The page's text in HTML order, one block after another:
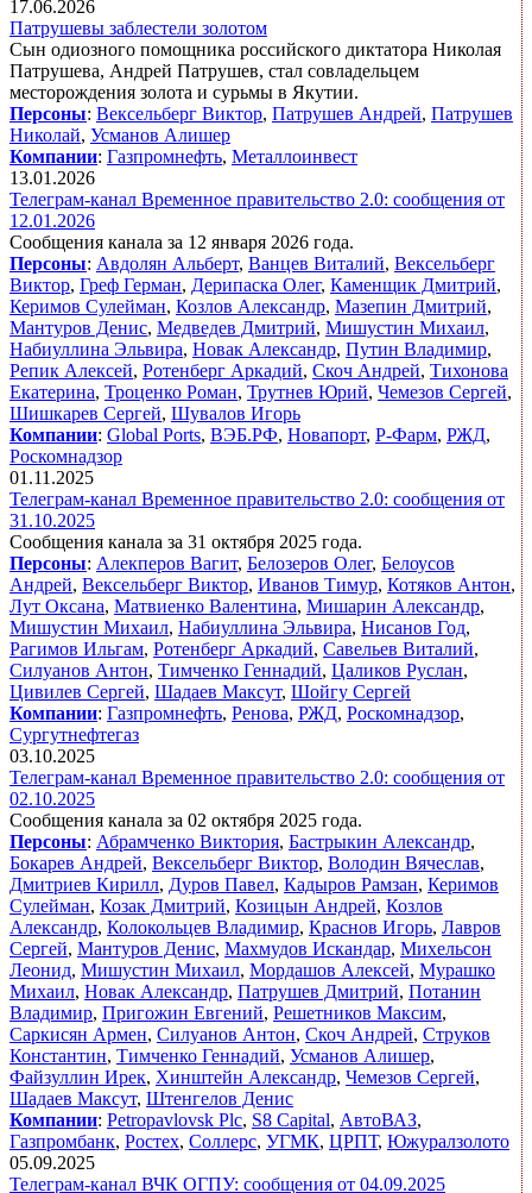
17.06.2026
Патрушевы заблестели золотом
Сын одиозного помощника российского диктатора Николая
Патрушева, Андрей Патрушев, стал совладельцем
месторождения золота и сурьмы в Якутии.
Персоны: Вексельберг Виктор, Патрушев Андрей, Патрушев
Николай, Усманов Алишер
Компании: Газпромнефть, Металлоинвест
13.01.2026
Телеграм-канал Временное правительство 2.0: сообщения от
12.01.2026
Сообщения канала за 12 января 2026 года.
Персоны: Авдолян Альберт, Ванцев Виталий, Вексельберг
Виктор, Греф Герман, Дерипаска Олег, Каменщик Дмитрий,
Керимов Сулейман, Козлов Александр, Мазепин Дмитрий,
Мантуров Денис, Медведев Дмитрий, Мишустин Михаил,
Набиуллина Эльвира, Новак Александр, Путин Владимир,
Репик Алексей, Ротенберг Аркадий, Скоч Андрей, Тихонова
Екатерина, Троценко Роман, Трутнев Юрий, Чемезов Сергей,
Шишкарев Сергей, Шувалов Игорь
Компании: Global Ports, ВЭБ.РФ, Новапорт, Р-Фарм, РЖД,
Роскомнадзор
01.11.2025
Телеграм-канал Временное правительство 2.0: сообщения от
31.10.2025
Сообщения канала за 31 октября 2025 года.
Персоны: Алекперов Вагит, Белозеров Олег, Белоусов
Андрей, Вексельберг Виктор, Иванов Тимур, Котяков Антон,
Лут Оксана, Матвиенко Валентина, Мишарин Александр,
Мишустин Михаил, Набиуллина Эльвира, Нисанов Год,
Рагимов Ильгам, Ротенберг Аркадий, Савельев Виталий,
Силуанов Антон, Тимченко Геннадий, Цаликов Руслан,
Цивилев Сергей, Шадаев Максут, Шойгу Сергей
Компании: Газпромнефть, Ренова, РЖД, Роскомнадзор,
Сургутнефтегаз
03.10.2025
Телеграм-канал Временное правительство 2.0: сообщения от
02.10.2025
Сообщения канала за 02 октября 2025 года.
Персоны: Абрамченко Виктория, Бастрыкин Александр,
Бокарев Андрей, Вексельберг Виктор, Володин Вячеслав,
Дмитриев Кирилл, Дуров Павел, Кадыров Рамзан, Керимов
Сулейман, Козак Дмитрий, Козицын Андрей, Козлов
Александр, Колокольцев Владимир, Краснов Игорь, Лавров
Сергей, Мантуров Денис, Махмудов Искандар, Михельсон
Леонид, Мишустин Михаил, Мордашов Алексей, Мурашко
Михаил, Новак Александр, Патрушев Дмитрий, Потанин
Владимир, Пригожин Евгений, Решетников Максим,
Саркисян Армен, Силуанов Антон, Скоч Андрей, Струков
Константин, Тимченко Геннадий, Усманов Алишер,
Файзуллин Ирек, Хинштейн Александр, Чемезов Сергей,
Шадаев Максут, Штенгелов Денис
Компании: Petropavlovsk​ Plc, S8 Capital, АвтоВАЗ,
Газпромбанк, Ростех, Соллерс, УГМК, ЦРПТ, Южуралзолото
05.09.2025
Телеграм-канал ВЧК ОГПУ: сообщения от 04.09.2025